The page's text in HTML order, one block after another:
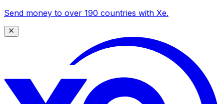
Send money to over 190 countries with Xe.